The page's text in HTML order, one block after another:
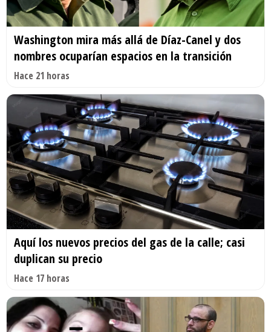
Washington mira más allá de Díaz-Canel y dos
nombres ocuparían espacios en la transición
Hace 21 horas
Aquí los nuevos precios del gas de la calle; casi
duplican su precio
Hace 17 horas